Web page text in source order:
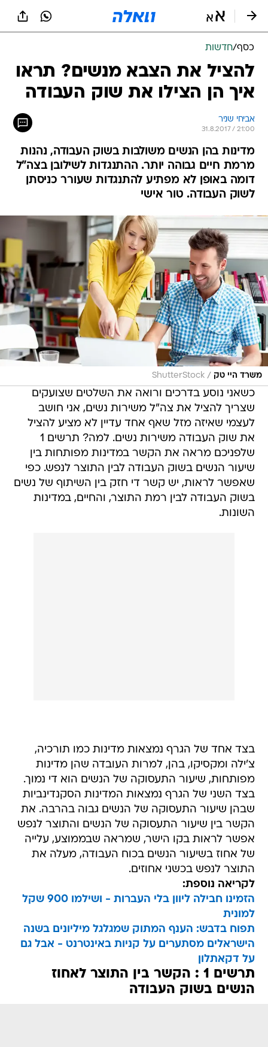
כסף/חדשות
להציל את הצבא מנשים? תראו
איך הן הצילו את שוק העבודה
אביחי שניר
31.8.2017 / 21:00
מדינות בהן הנשים משולבות בשוק העבודה, נהנות
מרמת חיים גבוהה יותר. ההתנגדות לשילובן בצה"ל
דומה באופן לא מפתיע להתנגדות שעורר כניסתן
לשוק העבודה. טור אישי
משרד היי טק /
ShutterStock
כשאני נוסע בדרכים ורואה את השלטים שצועקים
שצריך להציל את צה"ל משירות נשים, אני חושב
לעצמי שאיזה מזל שאף אחד עדיין לא מציע להציל
את שוק העבודה משירות נשים. למה? תרשים 1
שלפניכם מראה את הקשר במדינות מפותחות בין
שיעור הנשים בשוק העבודה לבין התוצר לנפש. כפי
שאפשר לראות, יש קשר די חזק בין השיתוף של נשים
בשוק העבודה לבין רמת התוצר, והחיים, במדינות
השונות.
בצד אחד של הגרף נמצאות מדינות כמו תורכיה,
צ'ילה ומקסיקו, בהן, למרות העובדה שהן מדינות
מפותחות, שיעור התעסוקה של הנשים הוא די נמוך.
בצד השני של הגרף נמצאות המדינות הסקנדינביות
שבהן שיעור התעסוקה של הנשים גבוה בהרבה. את
הקשר בין שיעור התעסוקה של הנשים והתוצר לנפש
אפשר לראות בקו הישר, שמראה שבממוצע, עלייה
של אחוז בשיעור הנשים בכוח העבודה, מעלה את
התוצר לנפש בכשני אחוזים.
לקריאה נוספת:
הזמינו חבילה ליוון בלי העברות - ושילמו 900 שקל
למונית
תפוח בדבש: הענף המתוק שמגלגל מיליונים בשנה
הישראלים מסתערים על קניות באינטרנט - אבל גם
על דקאתלון
תרשים 1 : הקשר בין התוצר לאחוז
הנשים בשוק העבודה